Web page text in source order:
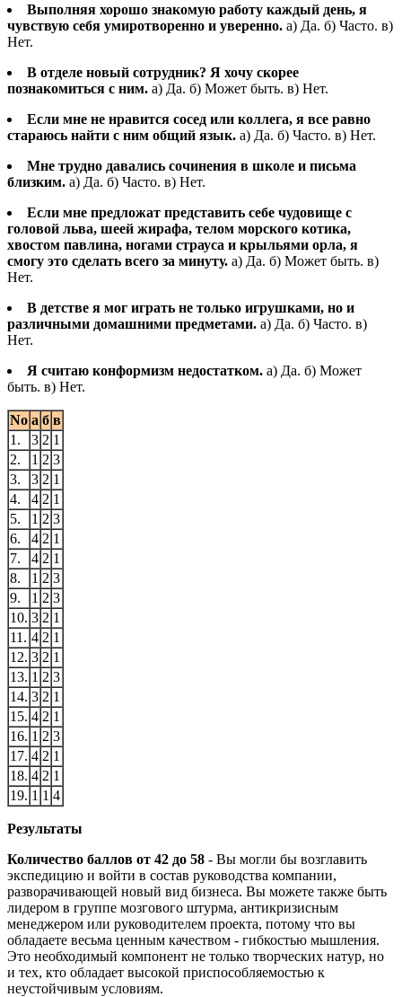
Выполняя хорошо знакомую работу каждый день, я
чувствую себя умиротворенно и уверенно. а) Да. б) Часто. в)
Нет.
В отделе новый сотрудник? Я хочу скорее
познакомиться с ним. а) Да. б) Может быть. в) Нет.
Если мне не нравится сосед или коллега, я все равно
стараюсь найти с ним общий язык. а) Да. б) Часто. в) Нет.
Мне трудно давались сочинения в школе и письма
близким. а) Да. б) Часто. в) Нет.
Если мне предложат представить себе чудовище с
головой льва, шеей жирафа, телом морского котика,
хвостом павлина, ногами страуса и крыльями орла, я
смогу это сделать всего за минуту. а) Да. б) Может быть. в)
Нет.
В детстве я мог играть не только игрушками, но и
различными домашними предметами. а) Да. б) Часто. в)
Нет.
Я считаю конформизм недостатком. а) Да. б) Может
быть. в) Нет.
No а б в
1.
3 2 1
2.
1 2 3
3.
3 2 1
4.
4 2 1
5.
1 2 3
6.
4 2 1
7.
4 2 1
8.
1 2 3
9.
1 2 3
10. 3 2 1
11. 4 2 1
12. 3 2 1
13. 1 2 3
14. 3 2 1
15. 4 2 1
16. 1 2 3
17. 4 2 1
18. 4 2 1
19. 1 1 4
Результаты
Количество баллов от 42 до 58 - Вы могли бы возглавить
экспедицию и войти в состав руководства компании,
разворачивающей новый вид бизнеса. Вы можете также быть
лидером в группе мозгового штурма, антикризисным
менеджером или руководителем проекта, потому что вы
обладаете весьма ценным качеством - гибкостью мышления.
Это необходимый компонент не только творческих натур, но
и тех, кто обладает высокой приспособляемостью к
неустойчивым условиям.